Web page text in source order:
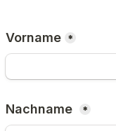
Vorname *
Nachname *